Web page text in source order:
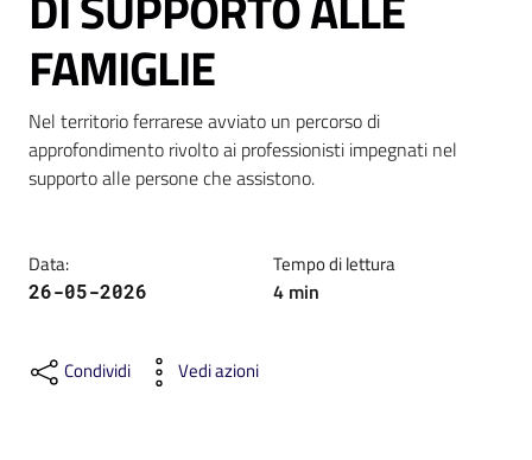
C
a
r
t
a
e
i
S
r
FAMIGLIE
Nel territorio ferrarese avviato un percorso di
approfondimento rivolto ai professionisti impegnati nel
supporto alle persone che assistono.
Data:
26-05-2026
Tempo di lettura
4 min
Condividi Vedi azioni